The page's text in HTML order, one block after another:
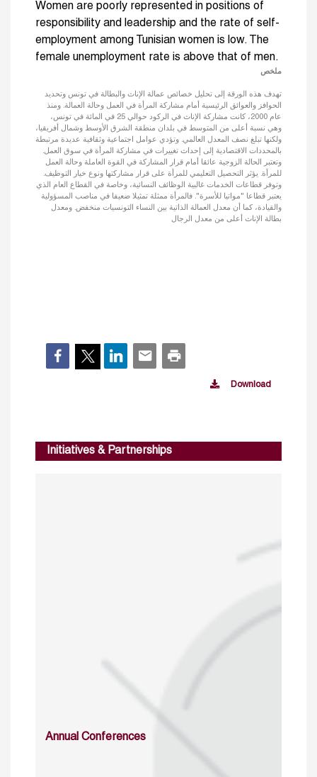
Women are poorly represented in positions of
responsibility and leadership and the rate of self-
employment among Tunisian women is low. The
female unemployment rate is above that of men.
ملخص
تهدف هذه الورقة إلى تحليل خصائص عمالة الإناث والبطالة في تونس وتحديد
الحوافز والعوائق الرئيسية أمام مشاركة المرأة في العمل وحالة العمالة. ومنذ
عام 2000، كانت مشاركة الإناث في الركود حوالي 25 في المائة في تونس،
وهي نسبة أعلى من المتوسط في بلدان منطقة الشرق الأوسط وشمال أفريقيا،
ولكنها تبلغ نصف المعدل العالمي. وتؤدي عوامل اجتماعية وثقافية عديدة مرتبطة
بالمحددات الاقتصادية إلى إحداث تغييرات في مشاركة المرأة في سوق العمل.
وتعتبر الحالة الزوجية عائقا أمام قرار المشاركة في القوة العاملة وحالة العمل
للمرأة. يؤثر التحصيل التعليمي للمرأة على قرار مشاركتها ونوع خيار التوظيف.
وتوفر قطاعات الخدمات غالبية الوظائف النسائية، وخاصة في القطاع العام الذي
يعتبر قطاعا "مواتيا للأسرة". فالمرأة ممثلة تمثيلا ضعيفا في مناصب المسؤولية
والقيادة، كما أن معدل العمالة الذاتية بين النساء التونسيات منخفض. ومعدل
بطالة الإناث أعلى من معدل الرجال
Download
Initiatives & Partnerships
Annual Conferences